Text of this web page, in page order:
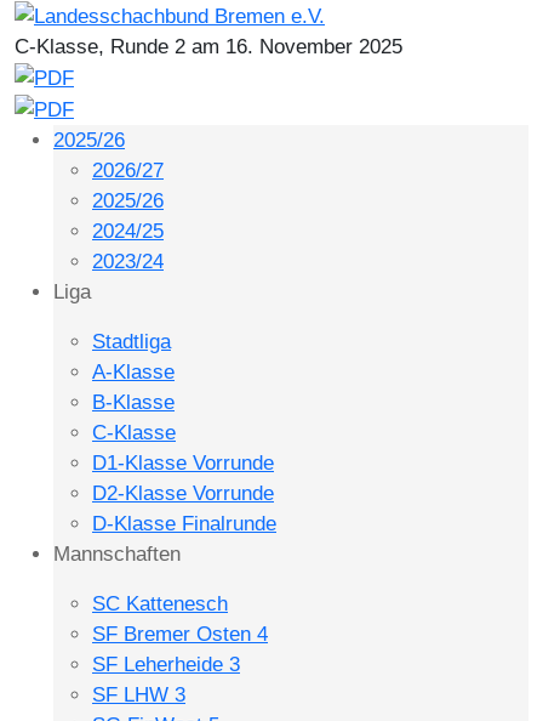
C-Klasse, Runde 2 am 16. November 2025
2025/26
2026/27
2025/26
2024/25
2023/24
Liga
Stadtliga
A-Klasse
B-Klasse
C-Klasse
D1-Klasse Vorrunde
D2-Klasse Vorrunde
D-Klasse Finalrunde
Mannschaften
SC Kattenesch
SF Bremer Osten 4
SF Leherheide 3
SF LHW 3